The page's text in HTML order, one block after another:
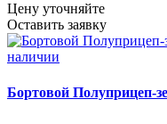
Цену уточняйте
Оставить заявку
наличии
Бортовой Полуприцеп-